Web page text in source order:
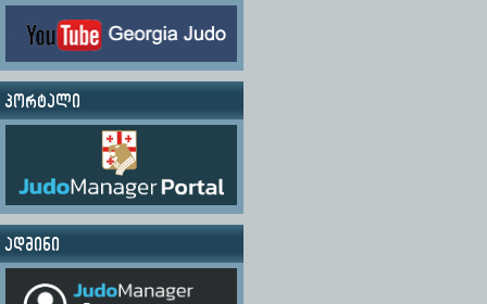
პორტალი
ადმინი